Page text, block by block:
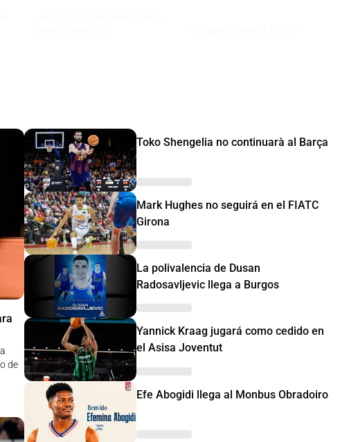
de
Toko Shengelia no continuarà al Barça
Mark Hughes no seguirá en el FIATC
Girona
La polivalencia de Dusan
Radosavljevic llega a Burgos
Yannick Kraag jugará como cedido en
el Asisa Joventut
Efe Abogidi llega al Monbus Obradoiro